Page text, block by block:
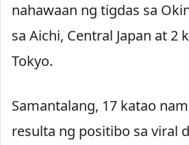
nahawaan ng tigdas sa
sa Aichi, Central Japan at 2
Tokyo.
Samantalang, 17 katao
resulta ng positibo sa viral